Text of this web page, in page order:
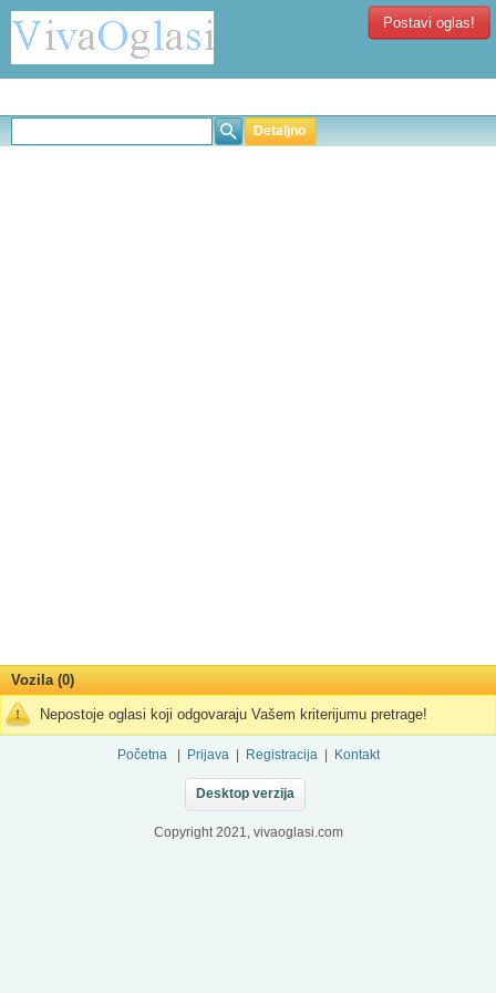
Postavi oglas!
Detaljno
Vozila (0)
Nepostoje oglasi koji odgovaraju Vašem kriterijumu pretrage!
Početna Prijava Registracija Kontakt
Desktop verzija
Copyright 2021, vivaoglasi.com